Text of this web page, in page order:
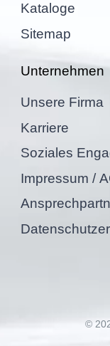
Kataloge
Sitemap
Unter­neh­men
Unsere Firma
Karriere
Sozia­les
Impres­sum /
©